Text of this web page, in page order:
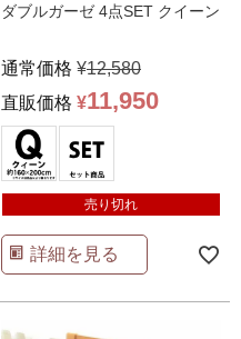
ダブルガーゼ 4点SET クイーン
通常価格 ¥12,580
直販価格 ¥11,950
売り切れ
詳細を見る